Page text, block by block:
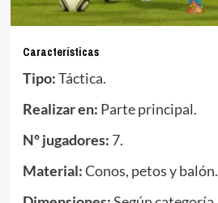
Características
Tipo:Táctica.
Realizar en: Parte principal.
Nº jugadores: 7.
Material:Conos, petos y balón.